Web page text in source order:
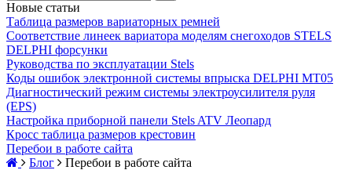
Новые статьи
Таблица размеров вариаторных ремней
Соответствие линеек вариатора моделям снегоходов STELS
DELPHI форсунки
Руководства по эксплуатации Stels
Коды ошибок электронной системы впрыска DELPHI MT05
Диагностический режим системы электроусилителя руля
(EPS)
Настройка приборной панели Stels ATV Леопард
Кросс таблица размеров крестовин
Перебои в работе сайта
Блог
Перебои в работе сайта